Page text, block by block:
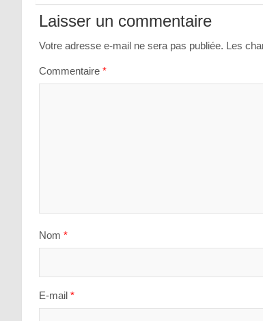
de
l’article
Laisser un commentaire
Votre adresse e-mail ne sera pas publiée. Les
Commentaire *
Nom *
E-mail *